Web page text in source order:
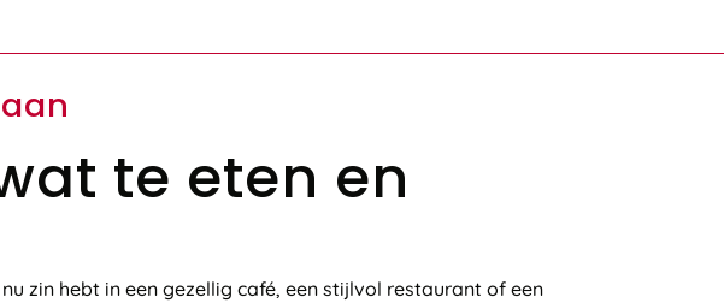
te eten en
zin hebt in een gezellig café, een stijlvol restaurant of een